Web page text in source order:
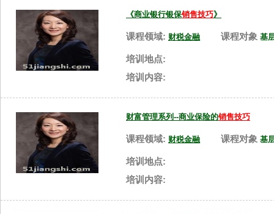
《商业银行银保销售技巧》
课程领域: 财税金融 课程对象 基
培训地点:
培训内容:
财富管理系列--商业保险的销售技巧
课程领域: 财税金融 课程对象 基
培训地点:
培训内容: